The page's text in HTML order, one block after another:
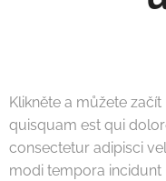
Klikněte a můžete
quisquam est qui
consectetur adipisci
modi tempora